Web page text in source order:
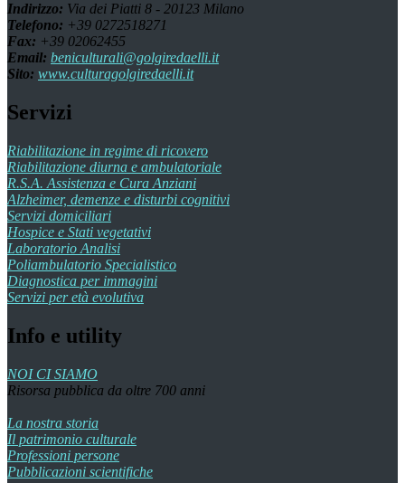
Indirizzo: Via dei Piatti 8 - 20123 Milano
Telefono: +39 0272518271
Fax: +39 02062455
Email: beniculturali@golgiredaelli.it
Sito: www.culturagolgiredaelli.it
Servizi
Riabilitazione in regime di ricovero
Riabilitazione diurna e ambulatoriale
R.S.A. Assistenza e Cura Anziani
Alzheimer, demenze e disturbi cognitivi
Servizi domiciliari
Hospice e Stati vegetativi
Laboratorio Analisi
Poliambulatorio Specialistico
Diagnostica per immagini
Servizi per età evolutiva
Info e utility
NOI CI SIAMO
Risorsa pubblica da oltre 700 anni
La nostra storia
Il patrimonio culturale
Professioni persone
Pubblicazioni scientifiche